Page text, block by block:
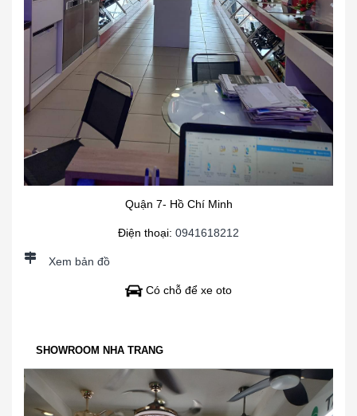
Quận 7- Hồ Chí Minh
Điện thoại: 0941618212
Xem bản đồ
Có chỗ để xe oto
SHOWROOM NHA TRANG